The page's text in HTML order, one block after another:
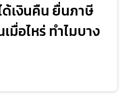
เงินคืน ยื่นภาษี
มื่อไหร่ ทำไมบาง